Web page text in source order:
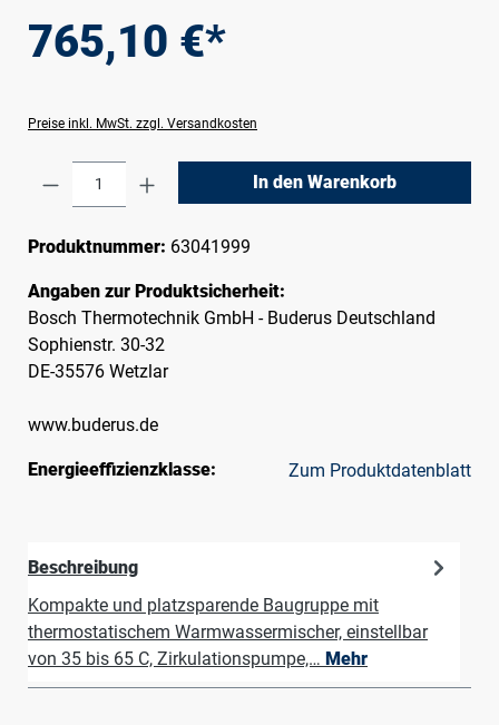
765,10 €*
Preise inkl. MwSt. zzgl. Versandkosten
Produkt Anzahl: Gib den gewünschten
In den Warenkorb
Produktnummer: 63041999
Angaben zur Produktsicherheit:
Bosch Thermotechnik GmbH - Buderus Deutschland
Sophienstr. 30-32
DE-35576 Wetzlar
www.buderus.de
Energieeffizienzklasse: Zum Produktdatenblatt
Beschreibung
Kompakte und platzsparende Baugruppe mit
thermostatischem Warmwassermischer, einstellbar
von 35 bis 65 C, Zirkulationspumpe,… Mehr